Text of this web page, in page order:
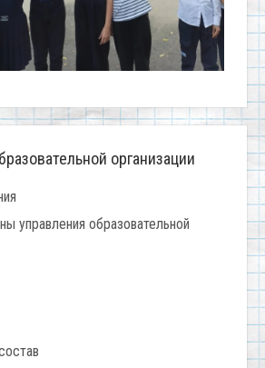
организации
управления образовательной